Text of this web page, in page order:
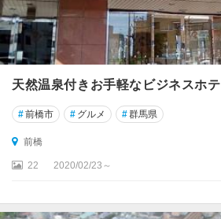
天然温泉付きお手軽なビジネスホテ
#前橋市 # グルメ #群馬県
前橋
22 2020/02/23～